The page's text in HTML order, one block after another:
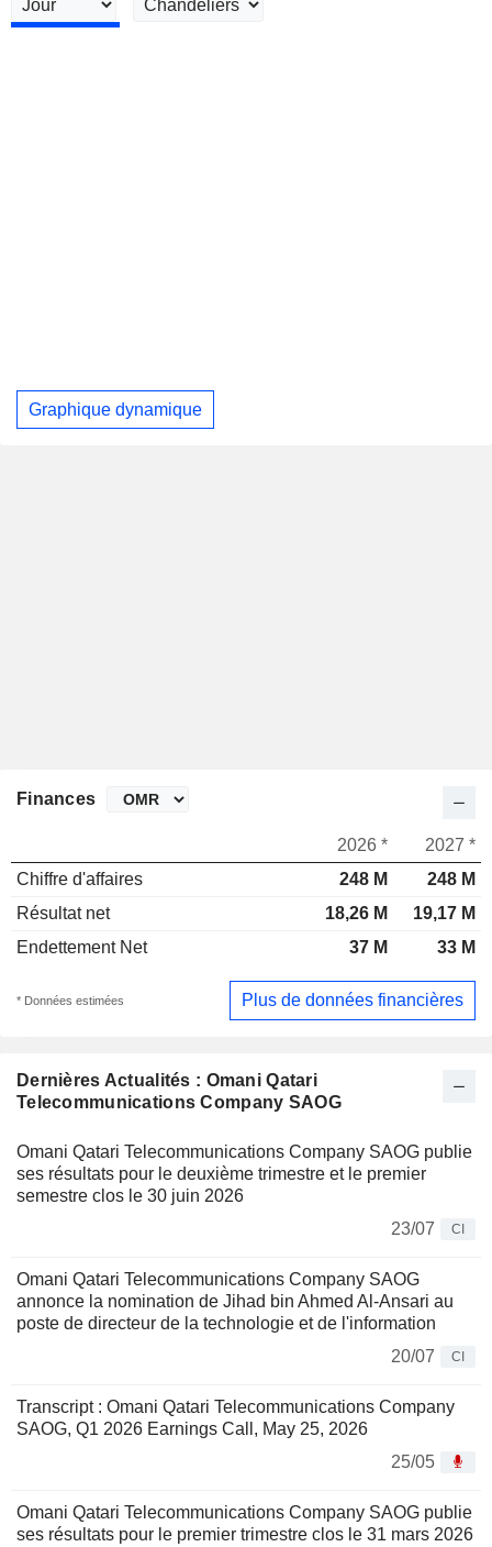
Graphique dynamique
Dernières Actualités : Omani Qatari
Telecommunications Company SAOG
Omani Qatari Telecommunications Company SAOG publie
ses résultats pour le deuxième trimestre et le premier
semestre clos le 30 juin 2026
23/07
CI
Omani Qatari Telecommunications Company SAOG
annonce la nomination de Jihad bin Ahmed Al-Ansari au
poste de directeur de la technologie et de l'information
20/07
CI
Transcript : Omani Qatari Telecommunications Company
SAOG, Q1 2026 Earnings Call, May 25, 2026
25/05
Omani Qatari Telecommunications Company SAOG publie
ses résultats pour le premier trimestre clos le 31 mars 2026
Finances
2026 *
2027 *
Chiffre d'affaires
248 M
248 M
Résultat net
18,26 M
19,17 M
Endettement Net
37 M 33 M
* Données estimées Plus de données financières